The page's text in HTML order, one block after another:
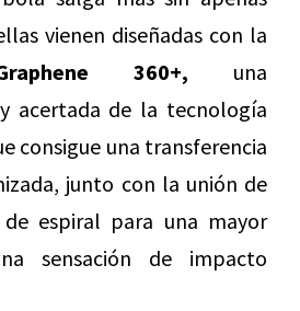
vienen diseñadas con la
360+, una
acertada de la tecnología
consigue una transferencia
junto con la unión de
espiral para una mayor
sensación de impacto